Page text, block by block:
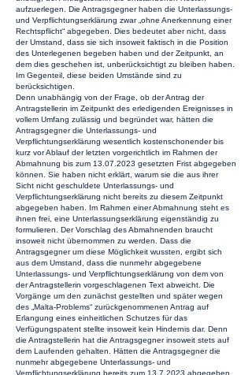
aufzuerlegen. Die Antragsgegner haben die Unterlassungs-
und Verpflichtungserklärung zwar „ohne Anerkennung einer
Rechtspflicht“ abgegeben. Dies bedeutet aber nicht, dass
der Umstand, dass sie sich insoweit faktisch in die Position
des Unterlegenen begeben haben und der Zeitpunkt, an
dem dies geschehen ist, unberücksichtigt zu bleiben haben.
Im Gegenteil, diese beiden Umstände sind zu
berücksichtigen.
Denn unabhängig von der Frage, ob der Antrag der
Antragstellerin im Zeitpunkt des erledigenden Ereignisses in
vollem Umfang zulässig und begründet war, hätten die
Antragsgegner die Unterlassungs- und
Verpflichtungserklärung wesentlich kostenschonender bis
kurz vor Ablauf der letzten vorgerichtlich im Rahmen der
Abmahnung bis zum 13.07.2023 gesetzten Frist abgegeben
können. Sie haben nicht erklärt, warum sie die aus ihrer
Sicht nicht geschuldete Unterlassungs- und
Verpflichtungserklärung nicht bereits zu diesem Zeitpunkt
abgegeben haben. Im Rahmen einer Abmahnung steht es
ihnen frei, eine Unterlassungserklärung eigenständig zu
formulieren. Der Vorschlag des Abmahnenden braucht
insoweit nicht übernommen zu werden. Dass die
Antragsgegner um diese Möglichkeit wussten, ergibt sich
aus dem Umstand, dass die nunmehr abgegebene
Unterlassungs- und Verpflichtungserklärung von dem von
der Antragstellerin vorgeschlagenen Text abweicht. Die
Vorgänge um den zunächst gestellten und später wegen
des „Malta-Problems“ zurückgenommenen Antrag auf
Erlangung eines einheitlichen Schutzes für das
Verfügungspatent stellte insoweit kein Hindernis dar. Denn
die Antragstellerin hat die Antragsgegner insoweit stets auf
dem Laufenden gehalten. Hätten die Antragsgegner die
nunmehr abgegebene Unterlassungs- und
Verpflichtungserklärung bereits zum 13.7.2023 abgegeben,